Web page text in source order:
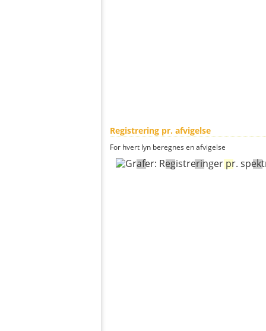
Registrering pr. afvigelse
For hvert lyn beregnes en afvigelse